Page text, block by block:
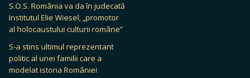
S.O.S. România va da în judecată
Institutul Elie Wiesel, „promotor
al holocaustului culturii române”
S-a stins ultimul reprezentant
politic al unei familii care a
modelat istoria României